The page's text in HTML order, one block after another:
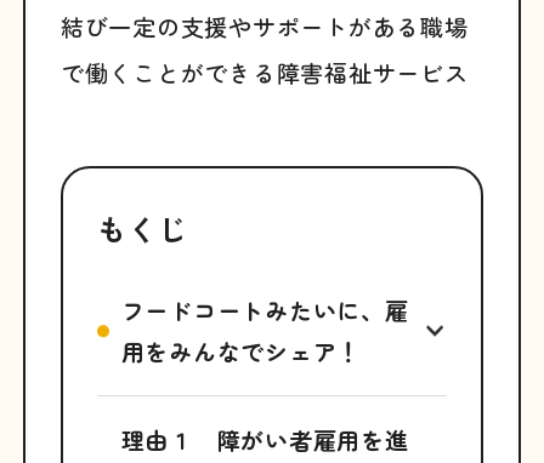
結び一定の支援やサポートがある職場
で働くことができる障害福祉サービス
もくじ
フードコートみたいに、雇
用をみんなでシェア！
理由１ 障がい者雇用を進